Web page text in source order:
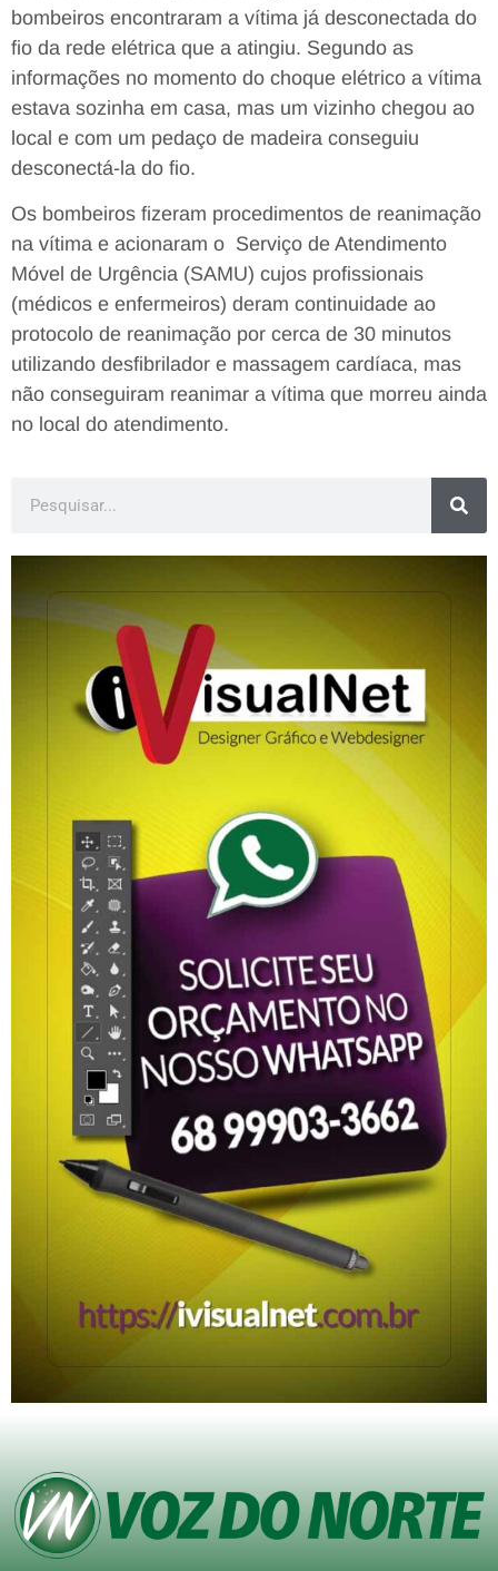
bombeiros encontraram a vítima já desconectada do
fio da rede elétrica que a atingiu. Segundo as
informações no momento do choque elétrico a vítima
estava sozinha em casa, mas um vizinho chegou ao
local e com um pedaço de madeira conseguiu
desconectá-la do fio.
Os bombeiros fizeram procedimentos de reanimação
na vítima e acionaram o Serviço de Atendimento
Móvel de Urgência (SAMU) cujos profissionais
(médicos e enfermeiros) deram continuidade ao
protocolo de reanimação por cerca de 30 minutos
utilizando desfibrilador e massagem cardíaca, mas
não conseguiram reanimar a vítima que morreu ainda
no local do atendimento.